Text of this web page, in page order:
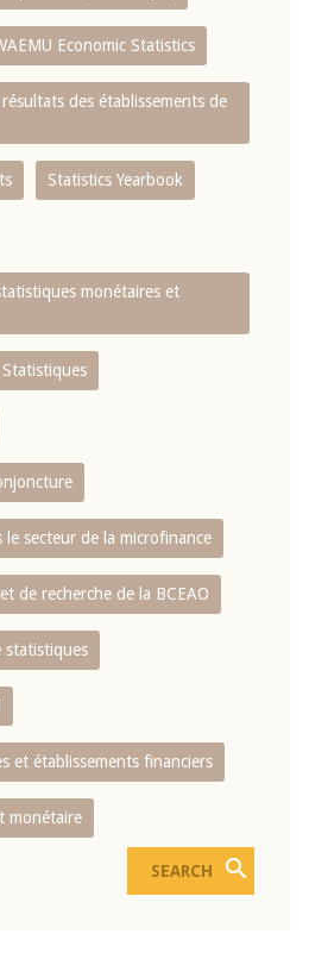
Economic Statistics
des établissements de
Statistics Yearbook
monétaires et
le secteur de la microfinance
de recherche de la BCEAO
statistiques
et établissements financiers
monétaire